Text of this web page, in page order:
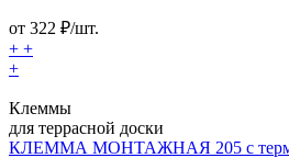
от 322 ₽/шт.
+ +
+
Клеммы
для террасной доски
КЛЕММА МОНТАЖНАЯ 205 с